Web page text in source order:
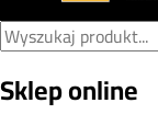
Sklep online